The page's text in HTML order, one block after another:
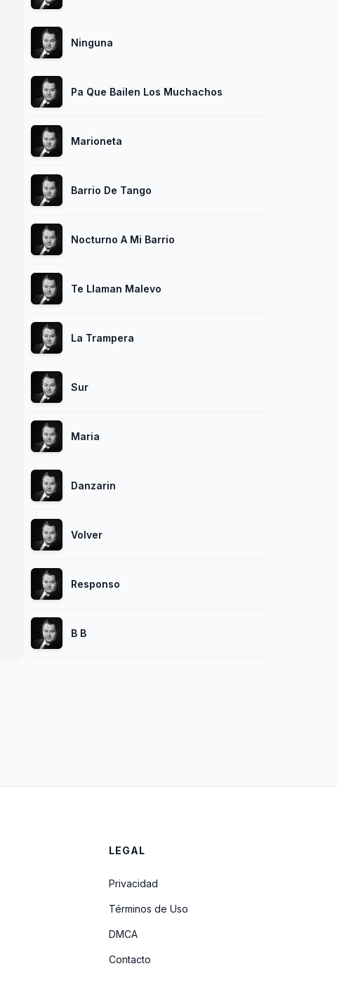
Ninguna
Pa Que Bailen Los Muchachos
Marioneta
Barrio De Tango
Nocturno A Mi Barrio
Te Llaman Malevo
La Trampera
Sur
Maria
Danzarin
Volver
Responso
B B
LEGAL
Privacidad
Términos de Uso
DMCA
Contacto